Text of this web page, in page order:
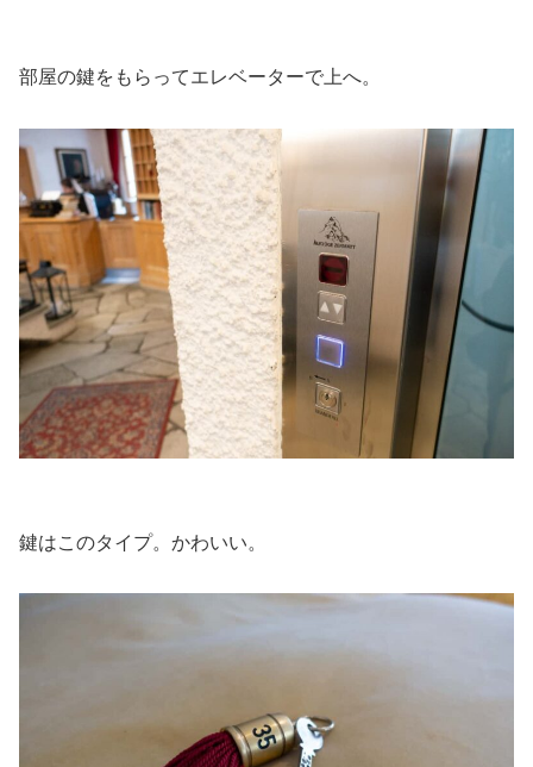
部屋の鍵をもらってエレベーターで上へ。
鍵はこのタイプ。かわいい。